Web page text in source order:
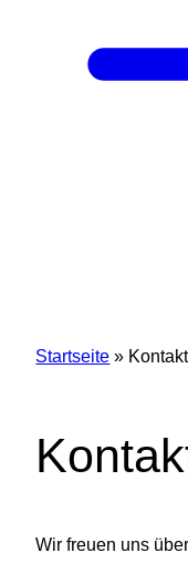
Startseite » Kontakt
Wir freuen uns